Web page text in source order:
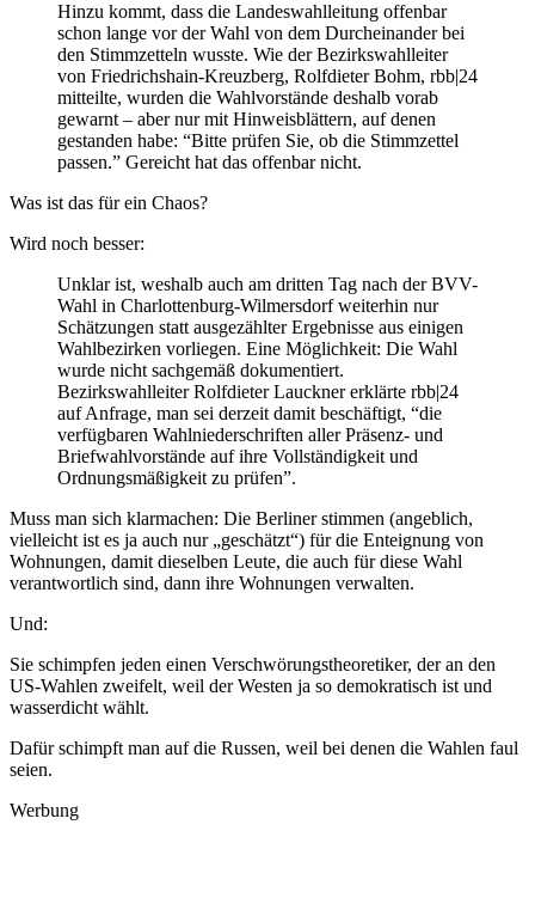
Hinzu kommt, dass die Landeswahlleitung offenbar
schon lange vor der Wahl von dem Durcheinander bei
den Stimmzetteln wusste. Wie der Bezirkswahlleiter
von Friedrichshain-Kreuzberg, Rolfdieter Bohm, rbb|24
mitteilte, wurden die Wahlvorstände deshalb vorab
gewarnt – aber nur mit Hinweisblättern, auf denen
gestanden habe: “Bitte prüfen Sie, ob die Stimmzettel
passen.” Gereicht hat das offenbar nicht.
Was ist das für ein Chaos?
Wird noch besser:
Unklar ist, weshalb auch am dritten Tag nach der BVV-
Wahl in Charlottenburg-Wilmersdorf weiterhin nur
Schätzungen statt ausgezählter Ergebnisse aus einigen
Wahlbezirken vorliegen. Eine Möglichkeit: Die Wahl
wurde nicht sachgemäß dokumentiert.
Bezirkswahlleiter Rolfdieter Lauckner erklärte rbb|24
auf Anfrage, man sei derzeit damit beschäftigt, “die
verfügbaren Wahlniederschriften aller Präsenz- und
Briefwahlvorstände auf ihre Vollständigkeit und
Ordnungsmäßigkeit zu prüfen”.
Muss man sich klarmachen: Die Berliner stimmen (angeblich,
vielleicht ist es ja auch nur „geschätzt“) für die Enteignung von
Wohnungen, damit dieselben Leute, die auch für diese Wahl
verantwortlich sind, dann ihre Wohnungen verwalten.
Und:
Sie schimpfen jeden einen Verschwörungstheoretiker, der an den
US-Wahlen zweifelt, weil der Westen ja so demokratisch ist und
wasserdicht wählt.
Dafür schimpft man auf die Russen, weil bei denen die Wahlen faul
seien.
Werbung